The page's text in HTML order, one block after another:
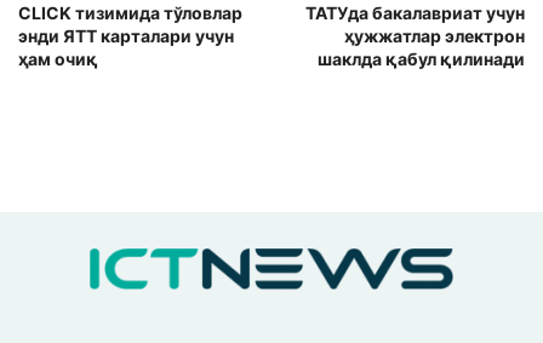
CLICK тизимида тўловлар
энди ЯТТ карталари учун
ҳам очиқ
ТАТУда бакалавриат учун
ҳужжатлар электрон
шаклда қабул қилинади